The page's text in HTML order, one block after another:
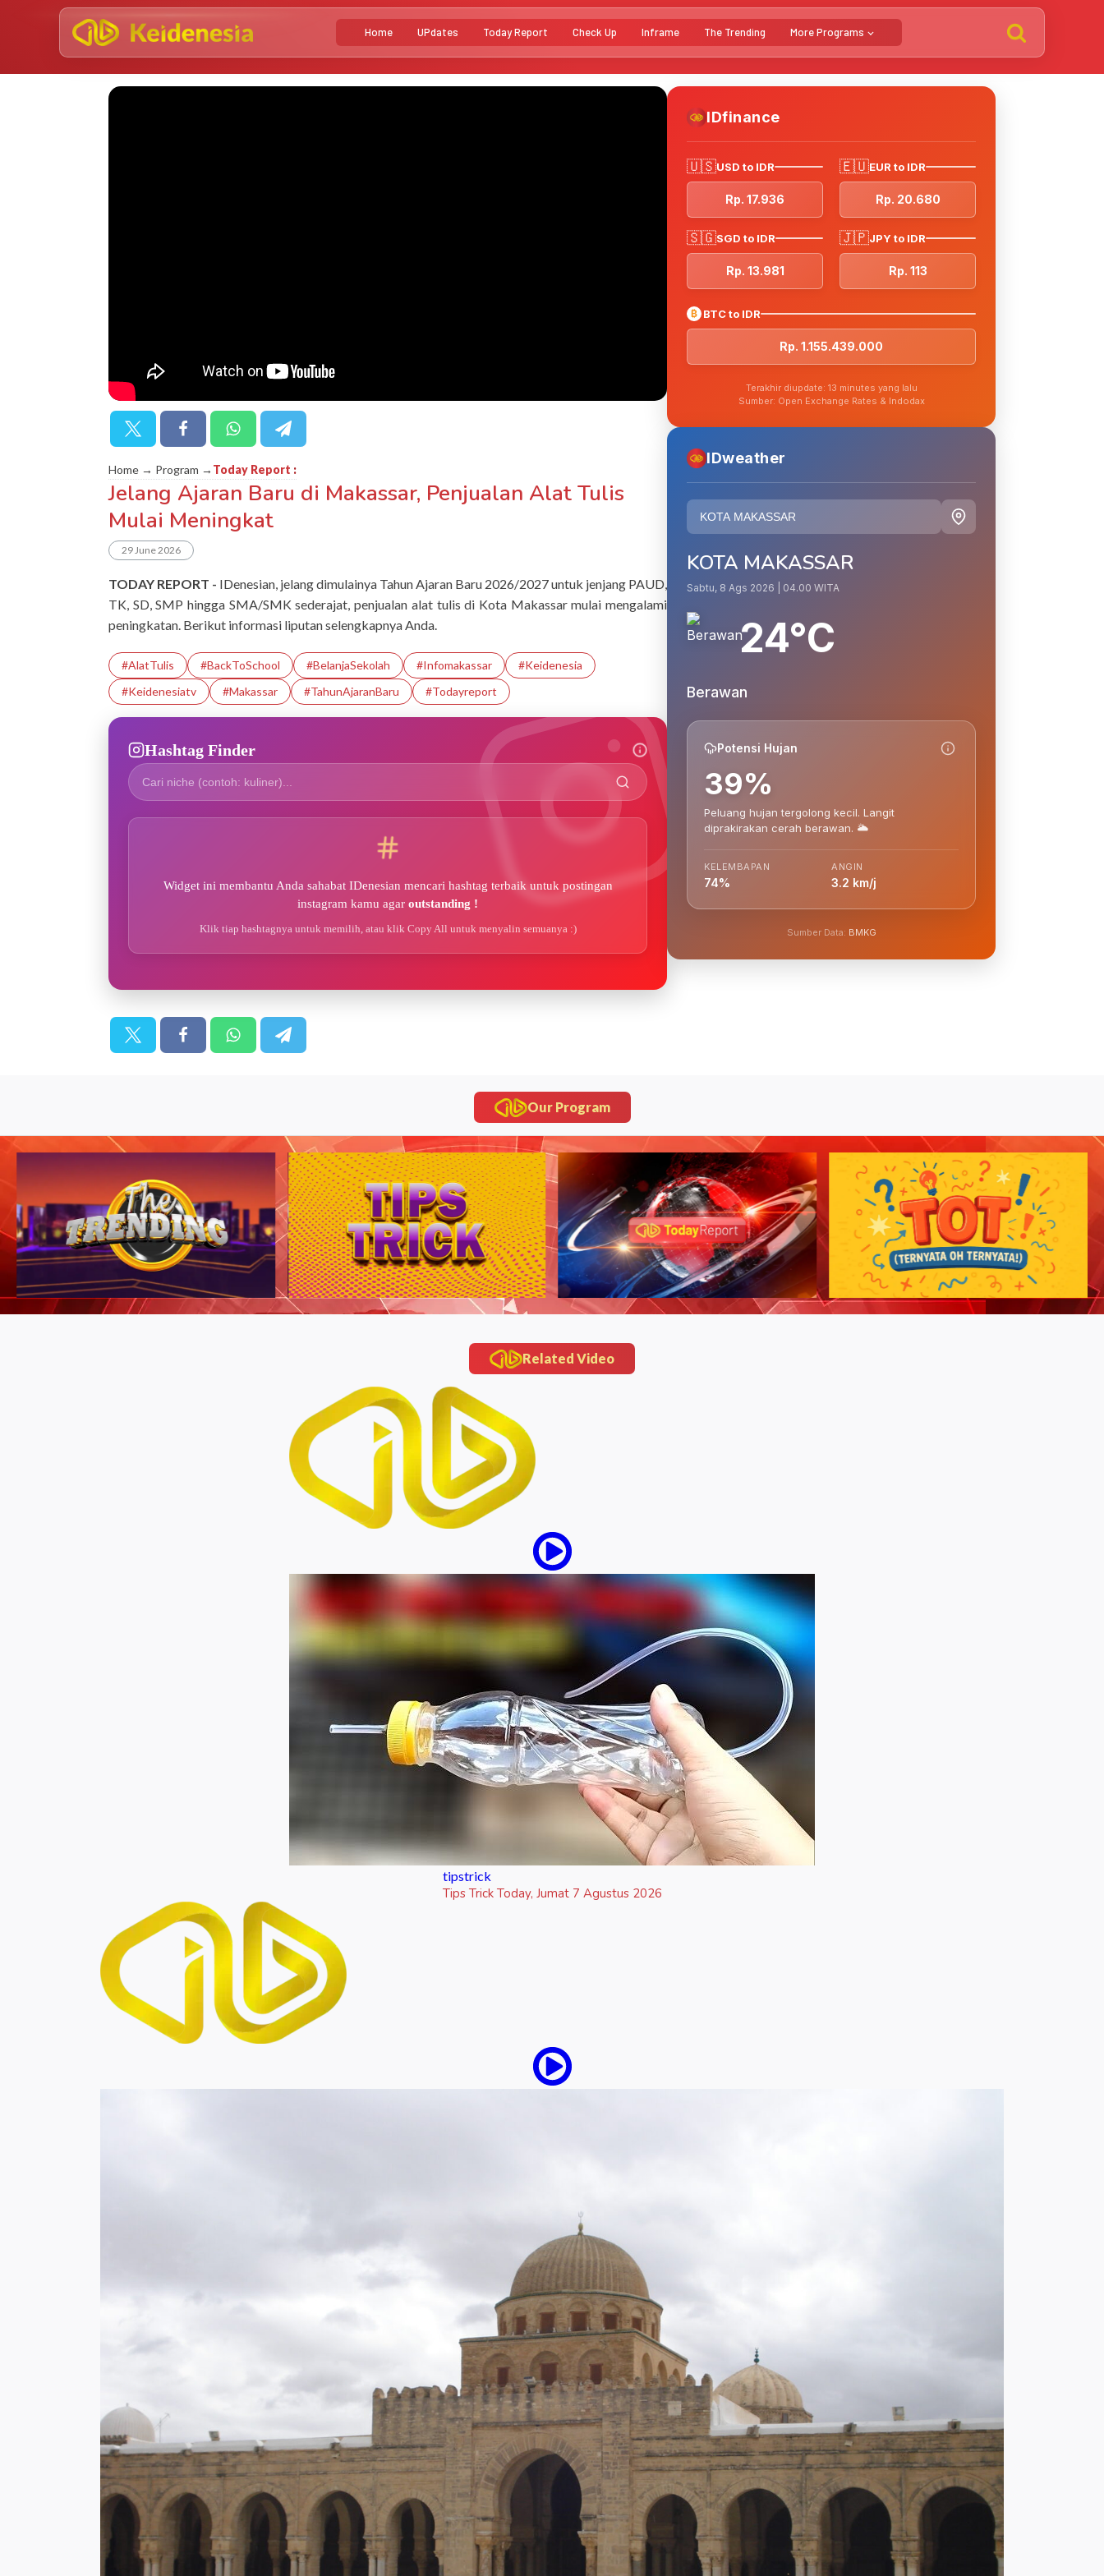
Home UPdates Today Report Check Up Inframe The Trending More Programs
Home → Program → Today Report :
Jelang Ajaran Baru di Makassar, Penjualan Alat Tulis
Mulai Meningkat
29 June 2026
TODAY REPORT - IDenesian, jelang dimulainya Tahun Ajaran Baru 2026/2027 untuk jenjang PAUD,
TK, SD, SMP hingga SMA/SMK sederajat, penjualan alat tulis di Kota Makassar mulai mengalami
peningkatan. Berikut informasi liputan selengkapnya Anda.
#AlatTulis #BackToSchool #BelanjaSekolah #infomakassar
#Keidenesia
#Keidenesiatv
#makassar #TahunAjaranBaru #Todayreport
Hashtag Finder
Widget ini membantu Anda sahabat IDenesian mencari hashtag terbaik untuk postingan
instagram kamu agar outstanding !
Klik tiap hashtagnya untuk memilih, atau klik Copy All untuk menyalin semuanya :)
IDfinance
🇺🇸USD to IDR
Rp. 17.936
🇪🇺EUR to IDR
Rp. 20.680
🇸🇬SGD to IDR
Rp. 13.981
🇯🇵JPY to IDR
Rp. 113
₿ BTC to IDR
Rp. 1.155.439.000
Terakhir diupdate: 13 minutes yang lalu
Sumber: Open Exchange Rates & Indodax
IDweather
KOTA MAKASSAR
Sabtu, 8 Ags 2026 | 04.00 WITA
24°C
Berawan
Potensi Hujan
39%
Peluang hujan tergolong kecil. Langit
diprakirakan cerah berawan. 🌥️
KELEMBAPAN
74%
ANGIN
3.2 km/j
Sumber Data: BMKG
Our Program
Related Video
tipstrick
Tips Trick Today, Jumat 7 Agustus 2026